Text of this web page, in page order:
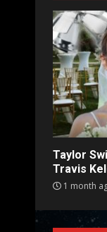
Taylor
Travis
1 month